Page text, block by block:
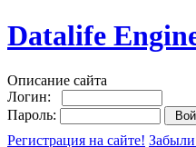
Datalife
Описание сайта
Логин:
Пароль:
Регистрация на сайте!